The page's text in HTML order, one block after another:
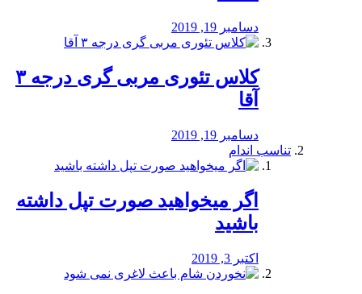
دسامبر 19, 2019
کلاس تئوری مربی گری درجه ۳
آقا
دسامبر 19, 2019
تناسب اندام
اگر میخواهید صورت تپل داشته
باشید
اکتبر 3, 2019